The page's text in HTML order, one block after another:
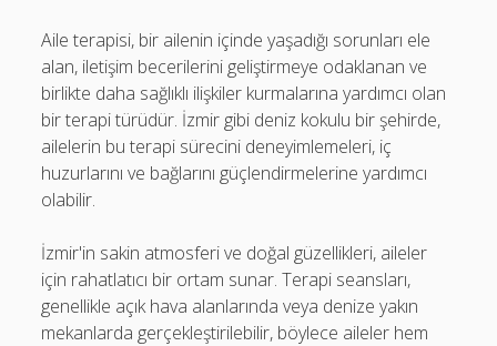
Aile terapisi, bir ailenin içinde yaşadığı sorunları ele
alan, iletişim becerilerini geliştirmeye odaklanan ve
birlikte daha sağlıklı ilişkiler kurmalarına yardımcı olan
bir terapi türüdür. İzmir gibi deniz kokulu bir şehirde,
ailelerin bu terapi sürecini deneyimlemeleri, iç
huzurlarını ve bağlarını güçlendirmelerine yardımcı
olabilir.
İzmir'in sakin atmosferi ve doğal güzellikleri, aileler
için rahatlatıcı bir ortam sunar. Terapi seansları,
genellikle açık hava alanlarında veya denize yakın
mekanlarda gerçekleştirilebilir, böylece aileler hem